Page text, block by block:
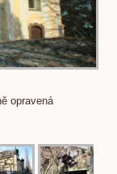
opravená